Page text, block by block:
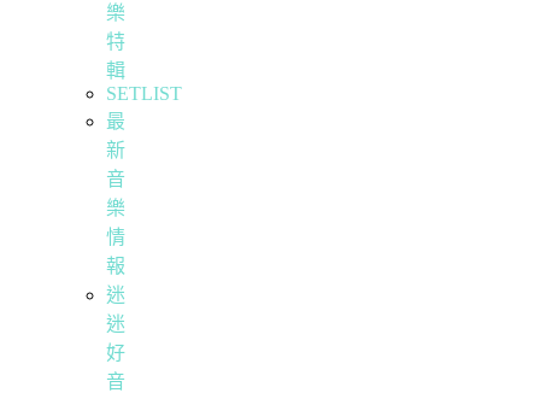
樂
特
輯
SETLIST
最
新
音
樂
情
報
迷
迷
好
音